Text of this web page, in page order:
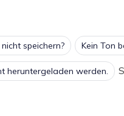
speichern? Kein Ton
heruntergeladen werden.